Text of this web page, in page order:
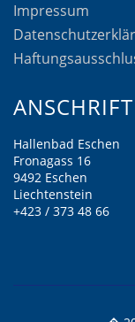
Impressum
ANSCHRIFT
Hallenbad Eschen
Fronagass 16
9492 Eschen
Liechtenstein
+423 / 373 48 66